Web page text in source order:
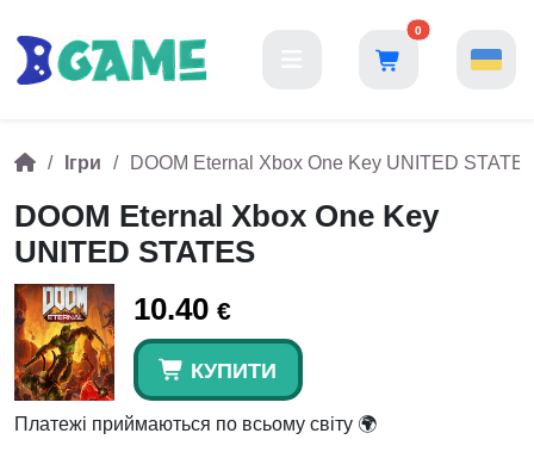
0
Ігри DOOM Eternal Xbox One Key UNITED
DOOM Eternal Xbox One Key
UNITED STATES
10.40 €
КУПИТИ
Платежі приймаються по всьому світу 🌍